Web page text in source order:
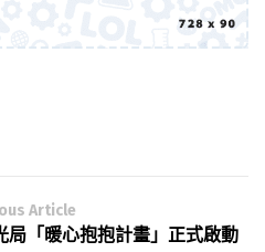
Article
局「暖心抱抱計畫」正式啟動